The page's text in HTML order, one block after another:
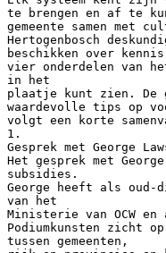
te brengen en af te
gemeente samen met
Hertogenbosch
beschikken over
vier onderdelen van
in het
plaatje kunt zien. De
waardevolle tips op
volgt een korte
1.
Gesprek met George
Het gesprek met
subsidies.
George heeft als oud-
van het
Ministerie van OCW
Podiumkunsten zicht
tussen gemeenten,